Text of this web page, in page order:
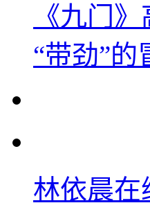
《九门
“带劲”的
林依晨在